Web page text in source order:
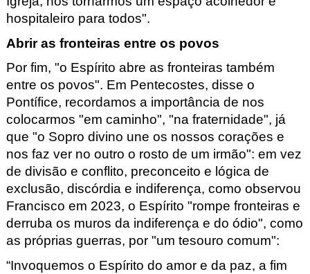
hospitaleiro para todos".
Abrir as fronteiras entre os povos
Por fim, "o Espírito abre as fronteiras também
entre os povos". Em Pentecostes, disse o
Pontífice, recordamos a importância de nos
colocarmos "em caminho", "na fraternidade", já
que "o Sopro divino une os nossos corações e
nos faz ver no outro o rosto de um irmão": em vez
de divisão e conflito, preconceito e lógica de
exclusão, discórdia e indiferença, como observou
Francisco em 2023, o Espírito "rompe fronteiras e
derruba os muros da indiferença e do ódio", como
as próprias guerras, por "um tesouro comum":
“Invoquemos o Espírito do amor e da paz, a fim